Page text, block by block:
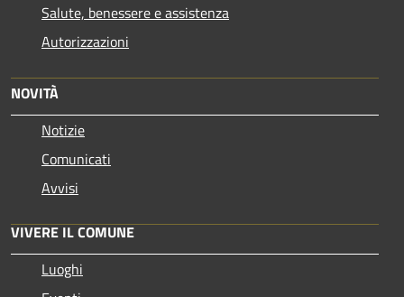
Salute, benessere e assistenza
Autorizzazioni
NOVITÀ
Notizie
Comunicati
Avvisi
VIVERE IL COMUNE
Luoghi